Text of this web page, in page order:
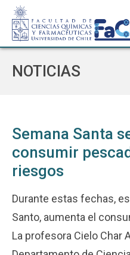
NOTICIAS
Semana Santa
consumir
riesgos
Durante estas fechas,
Santo, aumenta el
La profesora Cielo Char